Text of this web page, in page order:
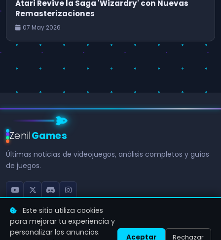
Atari Revive la Saga 'Wizardry' con Nuevas
Remasterizaciones
07 May 2026
ZenilGames
Últimas noticias de videojuegos, análisis completos y guías
de juegos.
NAVEGACIÓN
Inicio
Acción
Este sitio utiliza cookies
para mejorar tu experiencia y
personalizar los anuncios.
Aceptar Rechazar